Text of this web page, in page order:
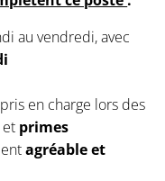
au vendredi, avec
pris en charge lors des
et primes
agréable et